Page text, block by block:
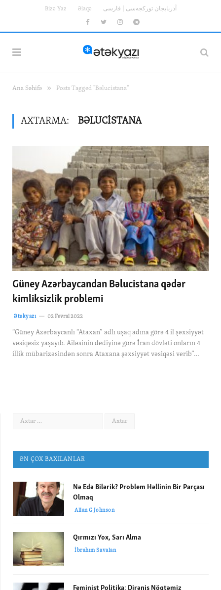
Bizə Yaz Əlaqə آذربایجان تورکجه‌سی | فارسی
FacebookTwitterInstagramTelegram
Ana Səhifə » Posts Tagged "Bəlucistana"
AXTARMA: BƏLUCISTANA
Güney Azərbaycandan Bəlucistana qədər
kimliksizlik problemi
Ətəkyazı 02 Fevral 2022
“Güney Azərbaycanlı “Ataxan” adlı uşaq adına görə 4 il şəxsiyyət
vəsiqəsiz yaşayıb. Ailəsinin dediyinə görə İran dövləti onların 4
illik mübarizəsindən sonra Ataxana şəxsiyyət vəsiqəsi verib”…
ƏN ÇOX BAXILANLAR
Nə Edə Bilərik? Problem Həllinin Bir Parçası
Olmaq
Allan G Johnson
Qırmızı Yox, Sarı Alma
İbrahım Savalan
Feminist Politika: Dirəniş Nöqtəmiz